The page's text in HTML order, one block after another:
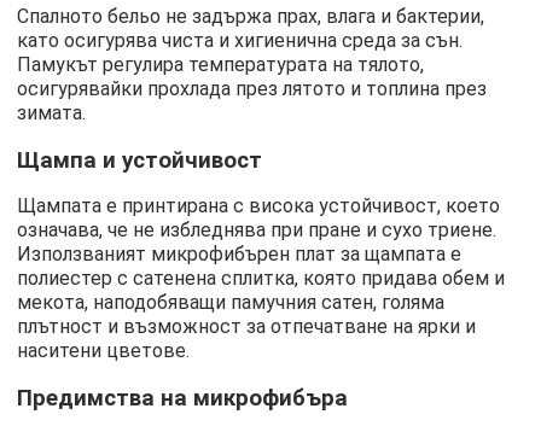
Спалното бельо не задържа прах, влага и бактерии,
като осигурява чиста и хигиенична среда за сън.
Памукът регулира температурата на тялото,
осигурявайки прохлада през лятото и топлина през
зимата.
Щампа и устойчивост
Щампата е принтирана с висока устойчивост, което
означава, че не избледнява при пране и сухо триене.
Използваният микрофибърен плат за щампата е
полиестер с сатенена сплитка, която придава обем и
мекота, наподобяващи памучния сатен, голяма
плътност и възможност за отпечатване на ярки и
наситени цветове.
Предимства на микрофибъра